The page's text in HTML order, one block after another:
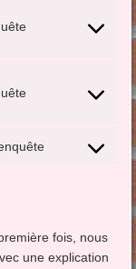
service
Consent
fois, nous
une explication